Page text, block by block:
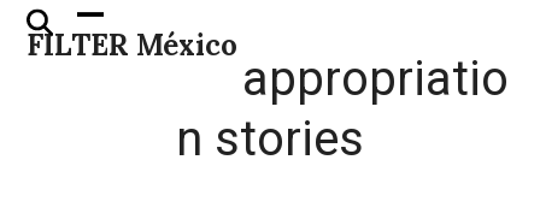
Skip
FILTER México
Open
mobile
Close
mobile
appropriatio
n stories